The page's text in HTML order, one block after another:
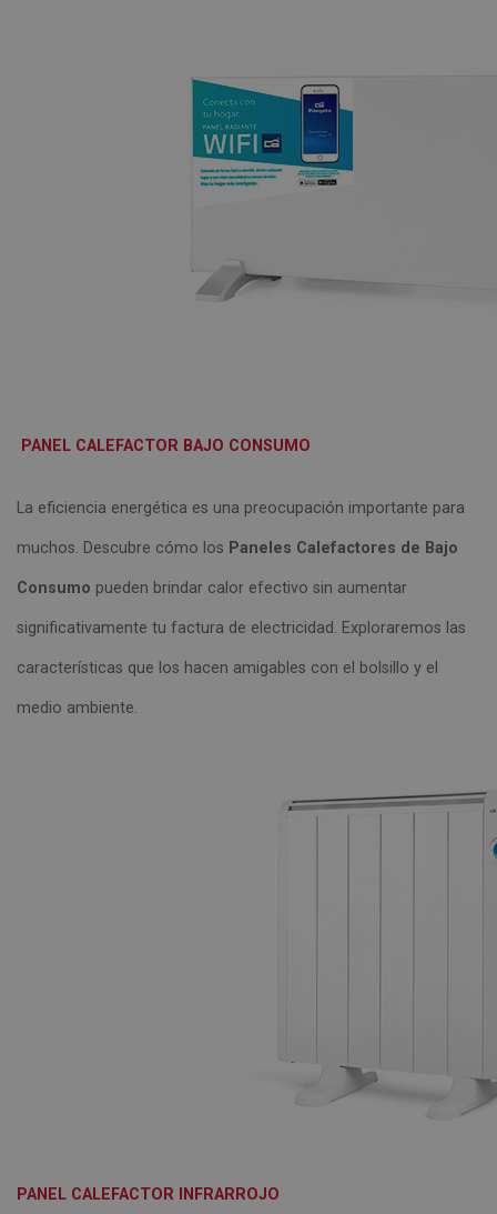
PANEL CALEFACTOR BAJO CONSUMO
La eficiencia energética es una preocupación importante para
muchos. Descubre cómo los Paneles Calefactores de Bajo
Consumo pueden brindar calor efectivo sin aumentar
significativamente tu factura de electricidad. Exploraremos las
características que los hacen amigables con el bolsillo y el
medio ambiente.
PANEL CALEFACTOR INFRARROJO